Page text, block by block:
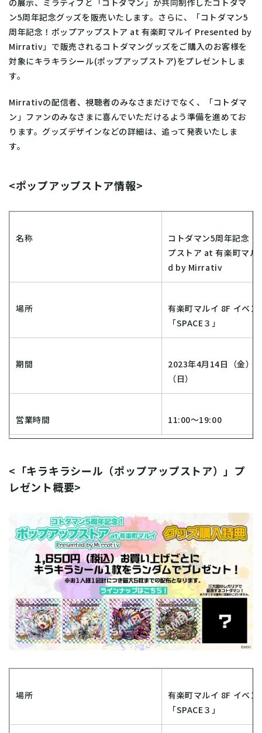
ン5周年記念グッズを販売いたします。さらに、「コトダマン5
周年記念！ポップアップストア at 有楽町マルイ Presented by
Mirrativ」で販売されるコトダマングッズをご購入のお客様を
対象にキラキラシール(ポップアップストア)をプレゼントしま
す。
Mirrativの配信者、視聴者のみなさまだけでなく、「コトダマ
ン」ファンのみなさまに喜んでいただけるよう準備を進めてお
ります。グッズデザインなどの詳細は、追って発表いたしま
す。
<ポップアップストア情報>
名称
コトダマン5周年記念！
プストア at 有楽町マ
d by Mirrativ
場所
有楽町マルイ 8F イベン
「SPACE３」
期間
2023年4月14日（金）
（日）
営業時間 11:00～19:00
<「キラキラシール（ポップアップストア）」プ
レゼント概要>
場所
有楽町マルイ 8F イベン
「SPACE３」